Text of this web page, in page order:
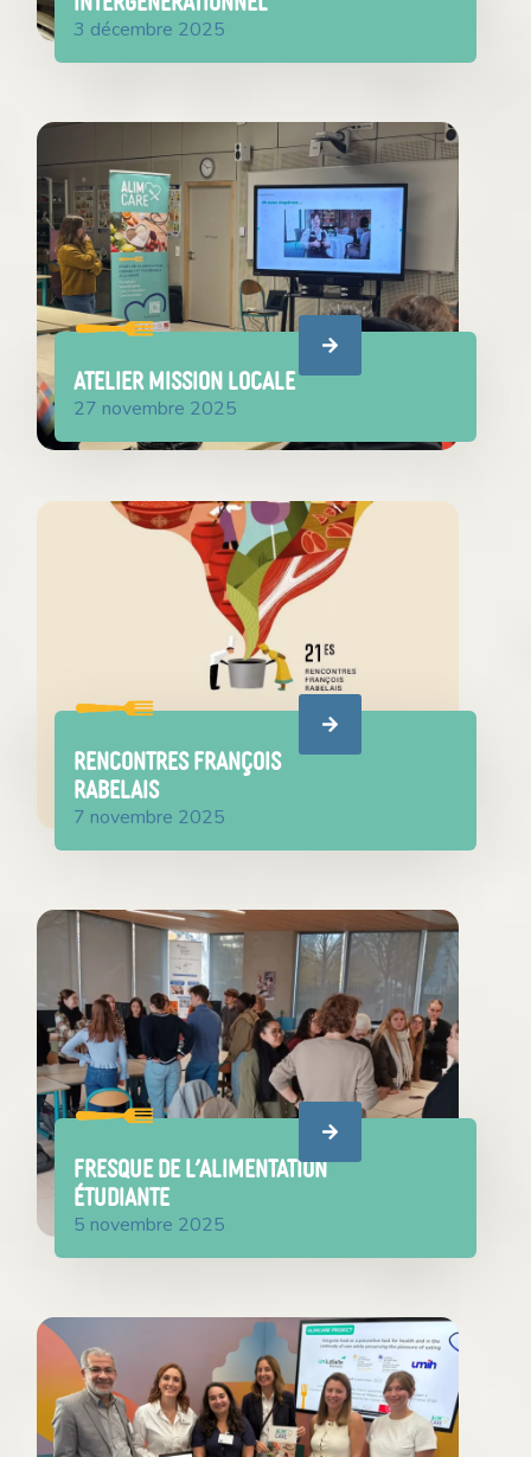
3 décembre 2025
ATELIER MISSION LOCALE
27 novembre 2025
Rencontres François
Rabelais
7 novembre 2025
Fresque de l’Alimentation
Étudiante
5 novembre 2025